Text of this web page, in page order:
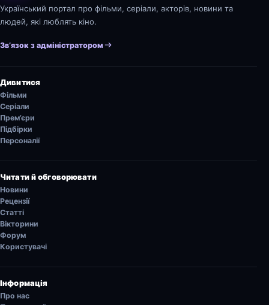
Український портал про фільми, серіали, акторів, новини та
людей, які люблять кіно.
Зв’язок з адміністратором
Дивитися
Фільми
Серіали
Прем’єри
Підбірки
Персоналії
Читати й обговорювати
Новини
Рецензії
Статті
Вікторини
Форум
Користувачі
Інформація
Про нас